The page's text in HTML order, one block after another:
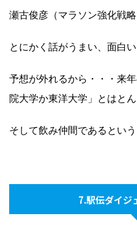
瀬古俊彦（マラソン強化戦
とにかく話がうまい、面白い
予想が外れるから・・・来
院大学か東洋大学」とはと
そして飲み仲間であるとい
7.駅伝ダイジ